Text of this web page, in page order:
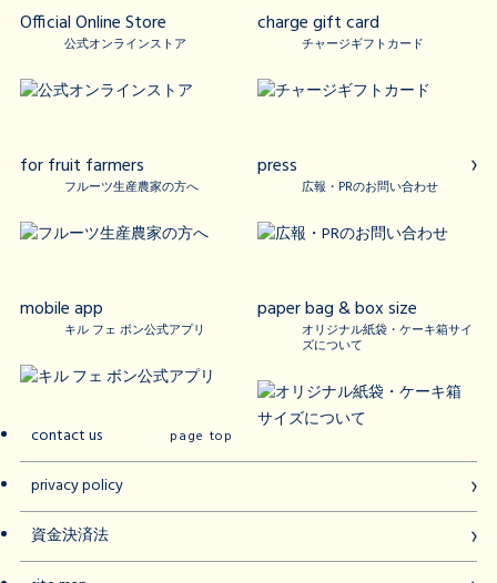
Official Online Store
公式オンラインストア
charge gift card
チャージギフトカード
for fruit farmers
フルーツ生産農家の方へ
press
広報・PRのお問い合わせ
mobile app
キル フェ ボン公式アプリ
paper bag & box size
オリジナル紙袋・ケーキ箱サイ
ズについて
page top
contact us
privacy policy
資金決済法